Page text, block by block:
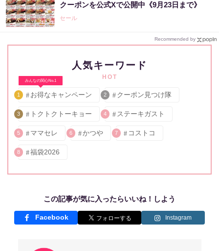
クーポンを公式Xで公開中《9月23日まで》
セール
Recommended by
人気キーワード
HOT
みんなの関心No.1
1 お得なキャンペーン 2 クーポン見つけ隊
3 トクトクトーキョー 4 ステーキガスト
5 ママセレ 6 かつや 7 コストコ
8 福袋2026
この記事が気に入ったらいいね！しよう
Facebook Instagram